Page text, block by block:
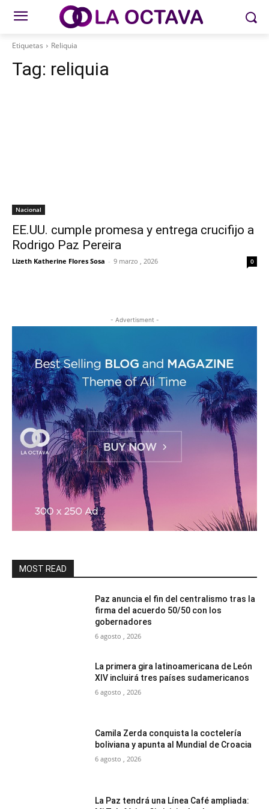
Etiquetas Reliquia
Tag: reliquia
Nacional
EE.UU. cumple promesa y entrega crucifijo a
Rodrigo Paz Pereira
Lizeth Katherine Flores Sosa - 9 marzo , 2026 0
- Advertisment -
MOST READ
Paz anuncia el fin del centralismo tras la
firma del acuerdo 50/50 con los
gobernadores
6 agosto , 2026
La primera gira latinoamericana de León
XIV incluirá tres países sudamericanos
6 agosto , 2026
Camila Zerda conquista la coctelería
boliviana y apunta al Mundial de Croacia
6 agosto , 2026
La Paz tendrá una Línea Café ampliada: